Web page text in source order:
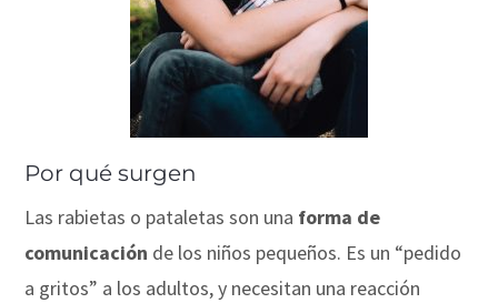
Por qué surgen
Las rabietas o pataletas son una forma de
comunicación de los niños pequeños. Es un “pedido
a gritos” a los adultos, y necesitan una reacción